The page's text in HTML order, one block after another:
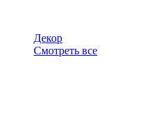
Декор
Смотреть все